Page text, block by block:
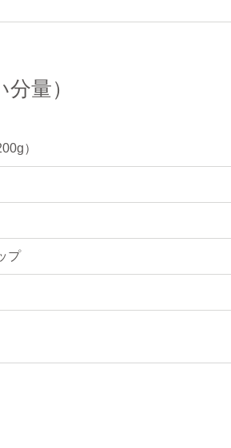
量）
）
プ